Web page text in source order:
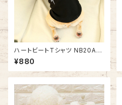
ハートビートTシャツ NB20AW
12501236
¥880